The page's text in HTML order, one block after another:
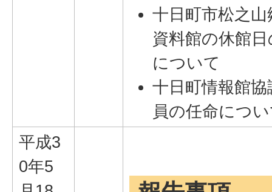
十日町市松之山
資料館の休館
について
十日町情報館協
員の任命につ
平成3
0年5